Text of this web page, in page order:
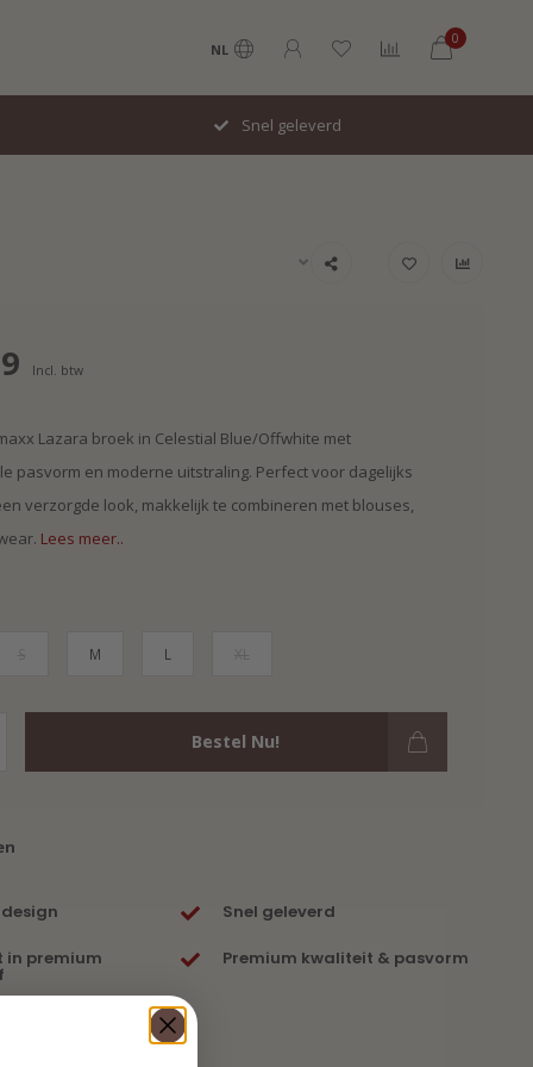
NL
0
Snel geleverd
Incl. btw
Lazara broek in Celestial Blue/Offwhite met
pasvorm en moderne uitstraling. Perfect voor dagelijks
verzorgde look, makkelijk te combineren met blouses,
Lees meer..
M L
Bestel Nu!
Snel geleverd
in premium Premium kwaliteit & pasvorm